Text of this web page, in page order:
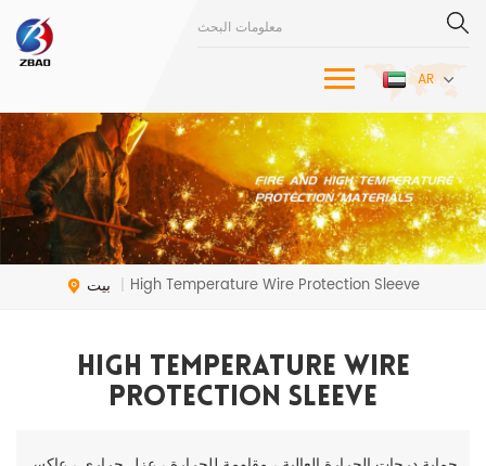
AR
بيت | High Temperature Wire Protection Sleeve
High Temperature Wire
Protection Sleeve